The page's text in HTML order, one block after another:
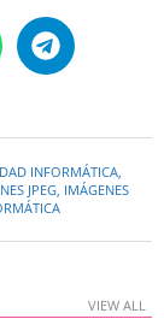
INFORMÁTICA,
JPEG, IMÁGENES
VIEW ALL